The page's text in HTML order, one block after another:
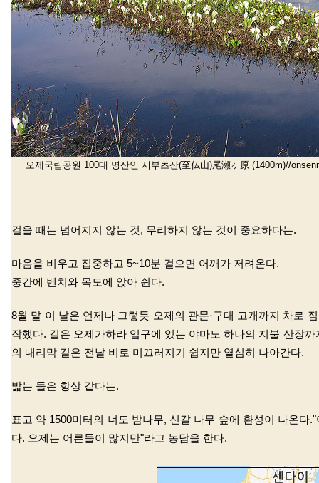
오제국립공원 100대 명산인 시부츠산(至仏山)尾瀬ヶ原 (1400m)//
걸을 때는 넘어지지 않는 것, 무리하지 않는 것이 중요하다는.
마음을 비우고 집중하고 5~10분 걸으면 어깨가 저려온다.
중간에 벤치와 목도에 앉아 쉰다.
8월 말 이 날은 언제나 그렇듯 오제의 관문·구대 고개까지 차로
작했다. 길은 오제가하라 입구에 있는 야마노 하나의 지불 산장
의 내리막 길은 전날 비로 미끄러지기 쉽지만 열심히 나아간다.
밟는 돌은 항상 같다는.
표고 약 1500미터의 너도 밤나무, 신갈 나무 숲에 환성이 나온다
다. 오제는 어른들이 많지만"라고 농담을 한다.